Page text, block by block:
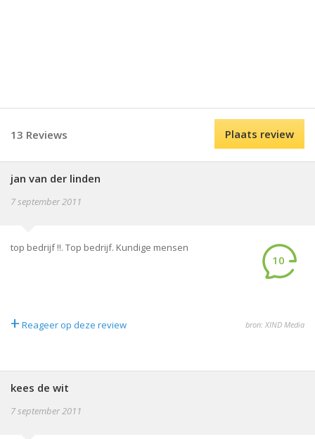
13 Reviews Plaats review
jan van der linden
7 september 2011
top bedrijf !!. Top bedrijf. Kundige mensen
10
+ Reageer op deze review bron: XIND Media
kees de wit
7 september 2011